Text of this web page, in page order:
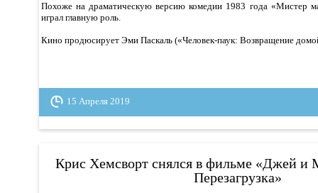
Похоже на драматическую версию комедии 1983 года «Мистер
играл главную роль.
Кино продюсирует Эми Паскаль («Человек-паук: Возвращение
15 Апреля 2019
Крис Хемсворт снялся в фильме «Джей и
Перезагрузка»